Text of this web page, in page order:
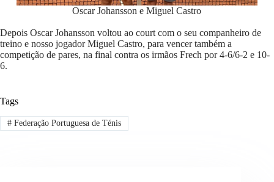
Oscar Johansson e Miguel Castro
Depois Oscar Johansson voltou ao court com o seu companheiro de
treino e nosso jogador Miguel Castro, para vencer também a
competição de pares, na final contra os irmãos Frech por 4-6/6-2 e 10-
6.
Tags
#Federação Portuguesa de Ténis